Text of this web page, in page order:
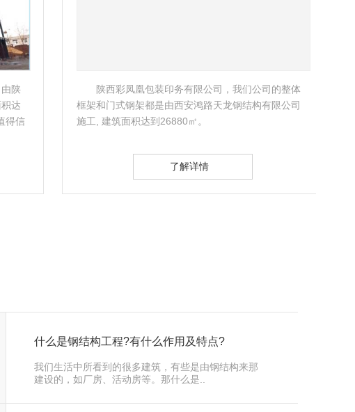
陕西彩凤凰包装印务有限公司，我们公司的整体
框架和门式钢架都是由西安鸿路天龙钢结构有限公司
施工, 建筑面积达到26880㎡。
了解详情
什么是钢结构工程?有什么作用及特点?
我们生活中所看到的很多建筑，有些是由钢结构来那
建设的，如厂房、活动房等。那什么是..